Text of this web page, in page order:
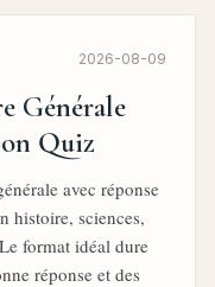
2026-08-09
Générale
Quiz
avec réponse
histoire, sciences,
format idéal dure
réponse et des